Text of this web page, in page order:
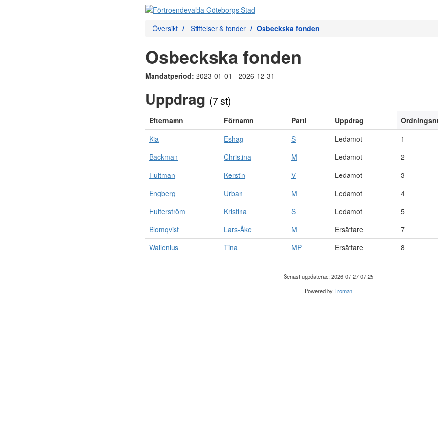
Översikt Stiftelser & fonder Osbeckska fonden
Osbeckska fonden
Mandatperiod: 2023-01-01 - 2026-12-31
Uppdrag (7 st)
Efternamn Förnamn Parti Uppdrag
Kia
Eshag S Ledamot
1
Backman
Christina M Ledamot
2
Hultman
Kerstin V Ledamot
3
Engberg
Urban M Ledamot
4
Hulterström
Kristina S Ledamot
5
Blomqvist
Lars-Åke M Ersättare
7
Wallenius
Tina MP Ersättare 8
Senast uppdaterad: 2026-07-27 07:25
Powered byTroman